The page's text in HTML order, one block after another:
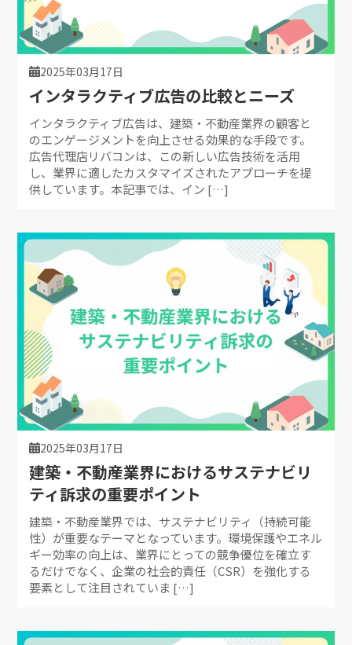
2025年03月17日
インタラクティブ広告の比較とニーズ
インタラクティブ広告は、建築・不動産業界の顧客と
のエンゲージメントを向上させる効果的な手段です。
広告代理店リバコンは、この新しい広告技術を活用
し、業界に適したカスタマイズされたアプローチを提
供しています。本記事では、イン […]
2025年03月17日
建築・不動産業界におけるサステナビリ
ティ訴求の重要ポイント
建築・不動産業界では、サステナビリティ（持続可能
性）が重要なテーマとなっています。環境保護やエネル
ギー効率の向上は、業界にとっての競争優位を確立す
るだけでなく、企業の社会的責任（CSR）を強化する
要素として注目されていま […]